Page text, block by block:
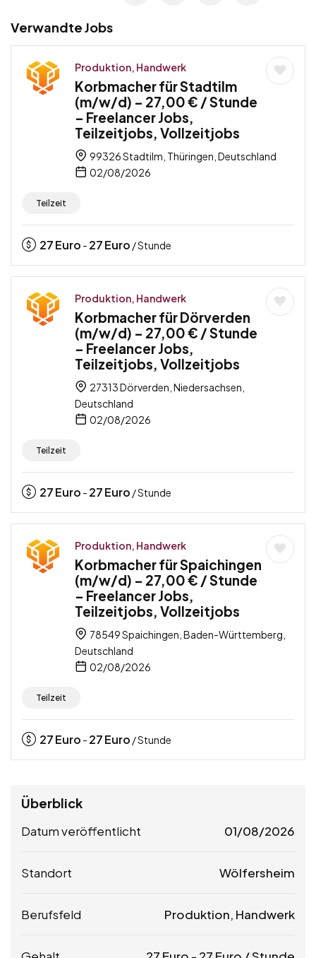
Verwandte Jobs
Produktion, Handwerk
Korbmacher für Stadtilm
(m/w/d) – 27,00 € / Stunde
– Freelancer Jobs,
Teilzeitjobs, Vollzeitjobs
99326 Stadtilm, Thüringen, Deutschland
02/08/2026
Teilzeit
27Euro - 27Euro / Stunde
Produktion, Handwerk
Korbmacher für Dörverden
(m/w/d) – 27,00 € / Stunde
– Freelancer Jobs,
Teilzeitjobs, Vollzeitjobs
27313 Dörverden, Niedersachsen,
Deutschland
02/08/2026
Teilzeit
27Euro - 27Euro / Stunde
Produktion, Handwerk
Korbmacher für Spaichingen
(m/w/d) – 27,00 € / Stunde
– Freelancer Jobs,
Teilzeitjobs, Vollzeitjobs
78549 Spaichingen, Baden-Württemberg,
Deutschland
02/08/2026
Teilzeit
27Euro - 27Euro / Stunde
Überblick
Datum veröffentlicht 01/08/2026
Standort Wölfersheim
Berufsfeld Produktion, Handwerk